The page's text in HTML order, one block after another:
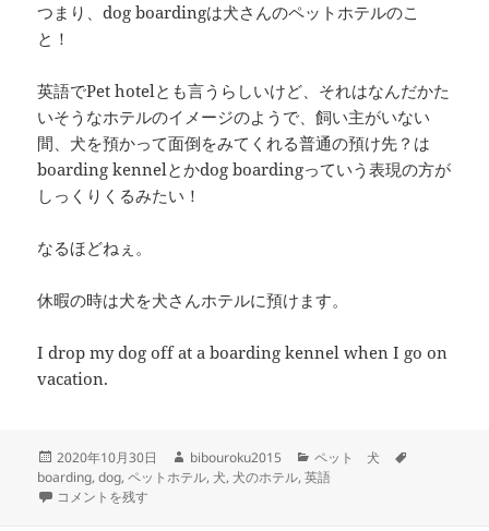
つまり、dog boardingは犬さんのペットホテルのこ
と！
英語でPet hotelとも言うらしいけど、それはなんだかた
いそうなホテルのイメージのようで、飼い主がいない
間、犬を預かって面倒をみてくれる普通の預け先？は
boarding kennelとかdog boardingっていう表現の方が
しっくりくるみたい！
なるほどねぇ。
休暇の時は犬を犬さんホテルに預けます。
I drop my dog off at a boarding kennel when I go on
vacation.
投
稿
日:
2020年10月30日
作
成
bibouroku2015
カ
テ
ペット 犬
boarding,dog,ペットホテル,犬,犬のホテル,英語
– dog boarding –犬のペットホテル に
コメントを残す